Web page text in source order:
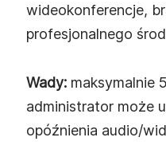
wideokonferencje,
profesjonalnego
Wady: maksymalnie
administrator może
opóźnienia audio/